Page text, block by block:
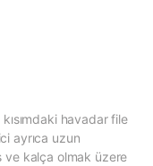
havadar file
ayrıca uzun
ve kalça olmak üzere